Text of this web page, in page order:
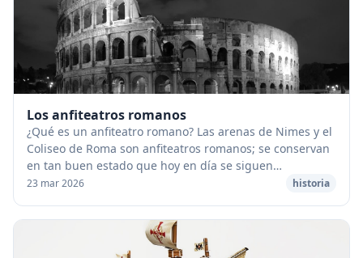
Los anfiteatros romanos
¿Qué es un anfiteatro romano? Las arenas de Nimes y el
Coliseo de Roma son anfiteatros romanos; se conservan
en tan buen estado que hoy en día se siguen
celebrando en ellos determinados espectáculos. ...
23 mar 2026 historia